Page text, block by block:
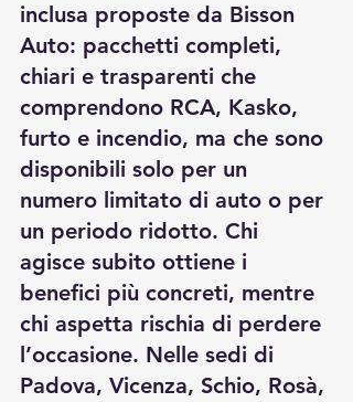
inclusa proposte da Bisson
Auto: pacchetti completi,
chiari e trasparenti che
comprendono RCA, Kasko,
furto e incendio, ma che sono
disponibili solo per un
numero limitato di auto o per
un periodo ridotto. Chi
agisce subito ottiene i
benefici più concreti, mentre
chi aspetta rischia di perdere
l’occasione. Nelle sedi di
Padova, Vicenza, Schio, Rosà,